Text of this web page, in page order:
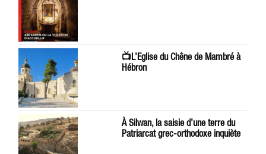
📺L’Eglise du Chêne de Mambré à
Hébron
À Silwan, la saisie d’une terre du
Patriarcat grec-orthodoxe inquiète